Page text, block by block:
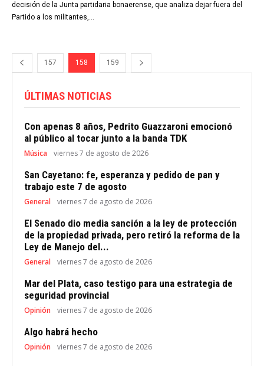
decisión de la Junta partidaria bonaerense, que analiza dejar fuera del
Partido a los militantes,...
157 158 159
ÚLTIMAS NOTICIAS
Con apenas 8 años, Pedrito Guazzaroni emocionó
al público al tocar junto a la banda TDK
Música viernes 7 de agosto de 2026
San Cayetano: fe, esperanza y pedido de pan y
trabajo este 7 de agosto
General viernes 7 de agosto de 2026
El Senado dio media sanción a la ley de protección
de la propiedad privada, pero retiró la reforma de la
Ley de Manejo del...
General viernes 7 de agosto de 2026
Mar del Plata, caso testigo para una estrategia de
seguridad provincial
Opinión viernes 7 de agosto de 2026
Algo habrá hecho
Opinión viernes 7 de agosto de 2026